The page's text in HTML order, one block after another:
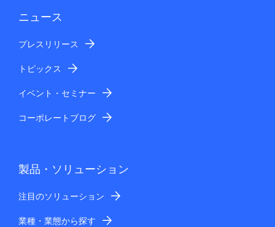
ニュース
プレスリリース
トピックス
イベント・セミナー
コーポレートブログ
製品・ソリューション
注目のソリューション
業種・業態から探す